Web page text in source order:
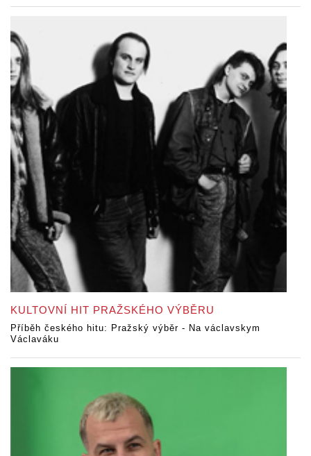
KULTOVNÍ HIT PRAŽSKÉHO VÝBĚRU
Příběh českého hitu: Pražský výběr - Na václavskym
Václaváku